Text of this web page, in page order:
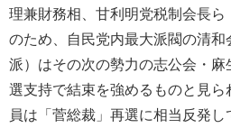
理兼財務相、甘利明党税制会長ら
のため、自民党内最大派閥の清
派）はその次の勢力の志公会・
選支持で結束を強めるものと見
員は「菅総裁」再選に相当反発